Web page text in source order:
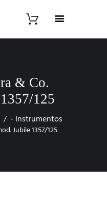
& Co.
125
- Instrumentos
Jubile 1357/125